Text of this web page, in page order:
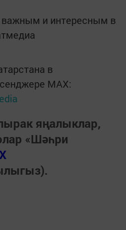
и интересным в
в
MАХ:
яңалыклар,
«Шәһри